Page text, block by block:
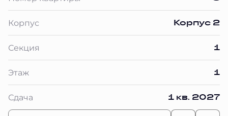
Корпус Корпус 2
Секция 1
Этаж 1
Сдача 1 кв. 2027